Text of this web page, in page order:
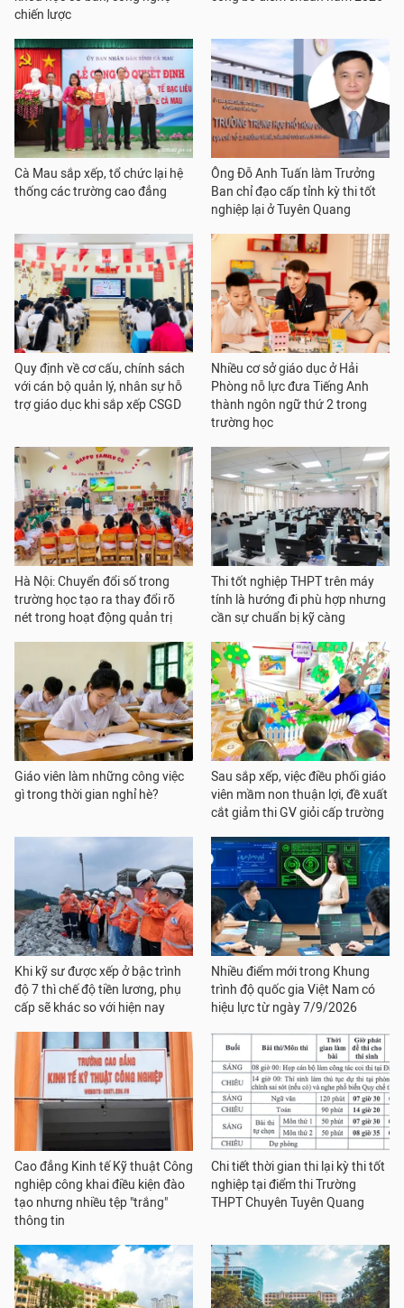
chiến lược
Cà Mau sắp xếp, tổ chức lại hệ
thống các trường cao đẳng
Ông Đỗ Anh Tuấn làm Trưởng
Ban chỉ đạo cấp tỉnh kỳ thi tốt
nghiệp lại ở Tuyên Quang
Quy định về cơ cấu, chính sách
với cán bộ quản lý, nhân sự hỗ
trợ giáo dục khi sắp xếp CSGD
Nhiều cơ sở giáo dục ở Hải
Phòng nỗ lực đưa Tiếng Anh
thành ngôn ngữ thứ 2 trong
trường học
Hà Nội: Chuyển đổi số trong
trường học tạo ra thay đổi rõ
nét trong hoạt động quản trị
Thi tốt nghiệp THPT trên máy
tính là hướng đi phù hợp nhưng
cần sự chuẩn bị kỹ càng
Giáo viên làm những công việc
gì trong thời gian nghỉ hè?
Sau sắp xếp, việc điều phối giáo
viên mầm non thuận lợi, đề xuất
cắt giảm thi GV giỏi cấp trường
Khi kỹ sư được xếp ở bậc trình
độ 7 thì chế độ tiền lương, phụ
cấp sẽ khác so với hiện nay
Nhiều điểm mới trong Khung
trình độ quốc gia Việt Nam có
hiệu lực từ ngày 7/9/2026
Cao đẳng Kinh tế Kỹ thuật Công
nghiệp công khai điều kiện đào
tạo nhưng nhiều tệp "trắng"
thông tin
Chi tiết thời gian thi lại kỳ thi tốt
nghiệp tại điểm thi Trường
THPT Chuyên Tuyên Quang